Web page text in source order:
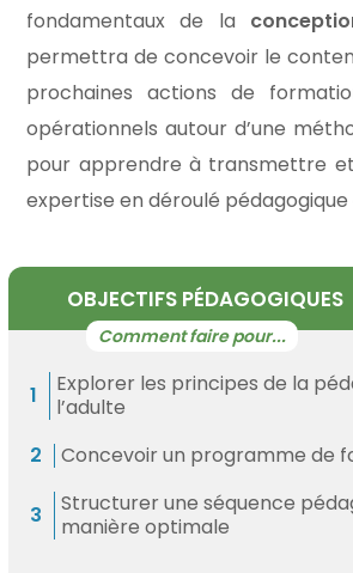
fondamentaux de la
permettra de concevoir le
prochaines actions de
opérationnels autour d’une
pour apprendre à transmettre
expertise en déroulé
OBJECTIFS PÉDAGOGIQUES
Explorer les principes de la
l’adulte
Concevoir un programme de
Structurer une séquence
manière optimale